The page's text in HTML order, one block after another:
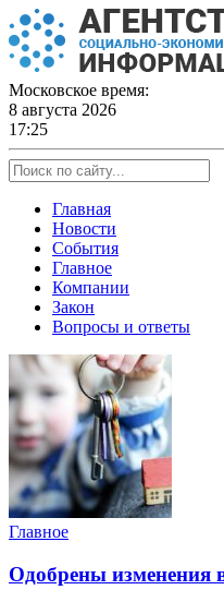
Skip
to
content
Московское время:
8 августа 2026
17:25
Главная
Новости
События
Главное
Компании
Закон
Вопросы и ответы
Главное
Одобрены изменения